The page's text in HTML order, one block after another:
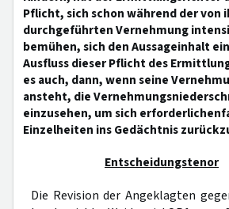
Pflicht, sich schon während der von
durchgeführten Vernehmung
bemühen, sich den Aussageinhalt
Ausfluss dieser Pflicht des
es auch, dann, wenn seine
ansteht, die
einzusehen, um sich
Einzelheiten ins Gedächtnis
Entscheidungstenor
Die Revision der Angeklagten